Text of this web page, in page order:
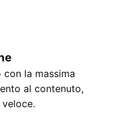
la massima
al contenuto,